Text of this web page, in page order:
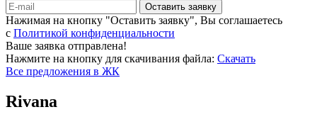
Оставить заявку
Нажимая на кнопку "Оставить заявку", Вы соглашаетесь
c Политикой конфиденциальности
Ваше заявка отправлена!
Нажмите на кнопку для скачивания файла: Скачать
Все предложения в ЖК
Rivana